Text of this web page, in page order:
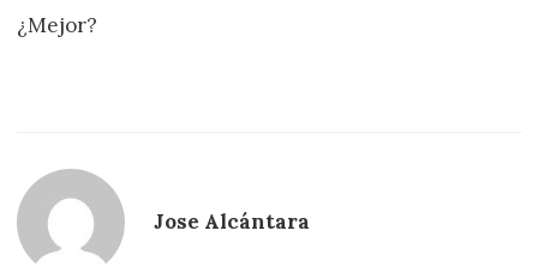
¿Mejor?
Jose Alcántara